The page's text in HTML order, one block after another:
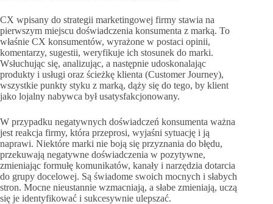
CX wpisany do strategii marketingowej firmy stawia na
pierwszym miejscu doświadczenia konsumenta z marką. To
właśnie CX konsumentów, wyrażone w postaci opinii,
komentarzy, sugestii, weryfikuje ich stosunek do marki.
Wsłuchując się, analizując, a następnie udoskonalając
produkty i usługi oraz ścieżkę klienta (Customer Journey),
wszystkie punkty styku z marką, dąży się do tego, by klient
jako lojalny nabywca był usatysfakcjonowany.
W przypadku negatywnych doświadczeń konsumenta ważna
jest reakcja firmy, która przeprosi, wyjaśni sytuację i ją
naprawi. Niektóre marki nie boją się przyznania do błędu,
przekuwają negatywne doświadczenia w pozytywne,
zmieniając formułę komunikatów, kanały i narzędzia dotarcia
do grupy docelowej. Są świadome swoich mocnych i słabych
stron. Mocne nieustannie wzmacniają, a słabe zmieniają, uczą
się je identyfikować i sukcesywnie ulepszać.